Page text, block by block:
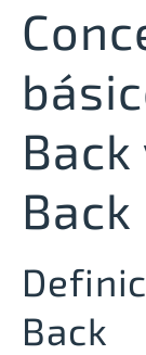
Back
Back
Back